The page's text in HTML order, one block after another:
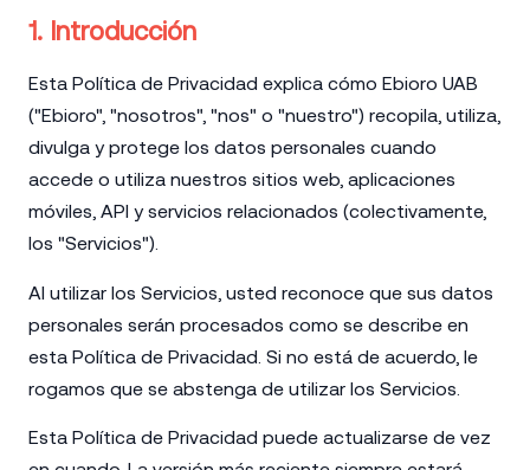
1. Introducción
Esta Política de Privacidad explica cómo Ebioro UAB
("Ebioro", "nosotros", "nos" o "nuestro") recopila, utiliza,
divulga y protege los datos personales cuando
accede o utiliza nuestros sitios web, aplicaciones
móviles, API y servicios relacionados (colectivamente,
los "Servicios").
Al utilizar los Servicios, usted reconoce que sus datos
personales serán procesados como se describe en
esta Política de Privacidad. Si no está de acuerdo, le
rogamos que se abstenga de utilizar los Servicios.
Esta Política de Privacidad puede actualizarse de vez